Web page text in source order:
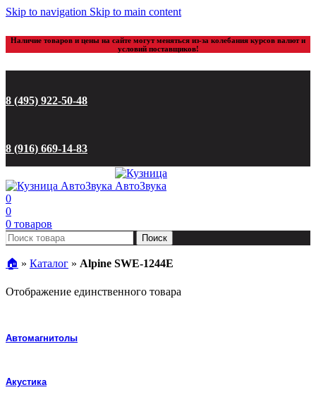
Skip to navigation Skip to main content
Наличие товаров и цены на сайте могут меняться из-за колебания курсов валют и
условий поставщиков!
8 (495) 922-50-48
8 (916) 669-14-83
0
0
0 товаров
Поиск
🏠︎ » Каталог » Alpine SWE-1244E
Отображение единственного товара
Автомагнитолы
Акустика